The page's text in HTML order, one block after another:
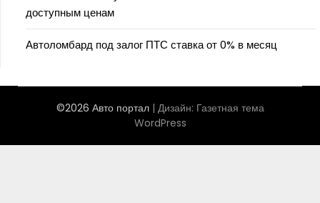
доступным ценам
Автоломбард под залог ПТС ставка от 0% в месяц
©2026 Авто портал | Дизайн: Газетная тема
WordPress